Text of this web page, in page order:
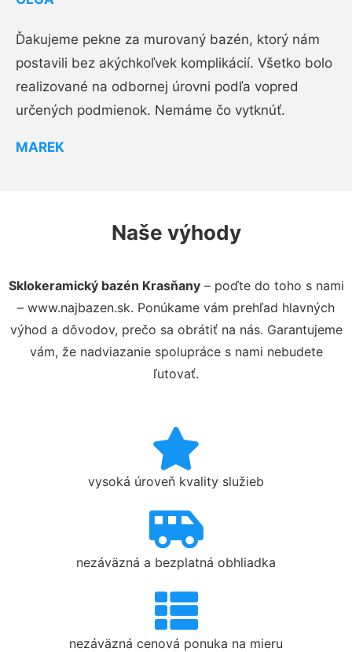
Ďakujeme pekne za murovaný bazén, ktorý nám
postavili bez akýchkoľvek komplikácií. Všetko bolo
realizované na odbornej úrovni podľa vopred
určených podmienok. Nemáme čo vytknúť.
MAREK
Naše výhody
Sklokeramický bazén Krasňany– poďte do toho s nami
– www.najbazen.sk. Ponúkame vám prehľad hlavných
výhod a dôvodov, prečo sa obrátiť na nás. Garantujeme
vám, že nadviazanie spolupráce s nami nebudete
ľutovať.
vysoká úroveň kvality služieb
nezáväzná a bezplatná obhliadka
nezáväzná cenová ponuka na mieru